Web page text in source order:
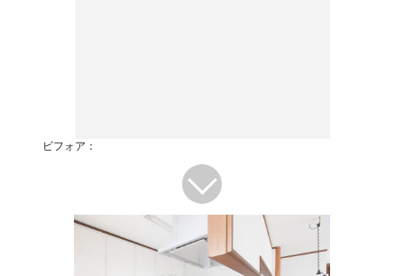
ビフォア：